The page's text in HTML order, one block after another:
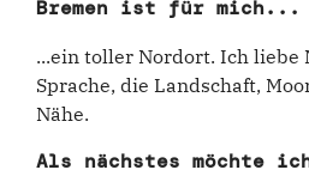
Bremen ist für mich...
...ein toller Nordort. Ich liebe
Sprache, die Landschaft,
Nähe.
Als nächstes möchte